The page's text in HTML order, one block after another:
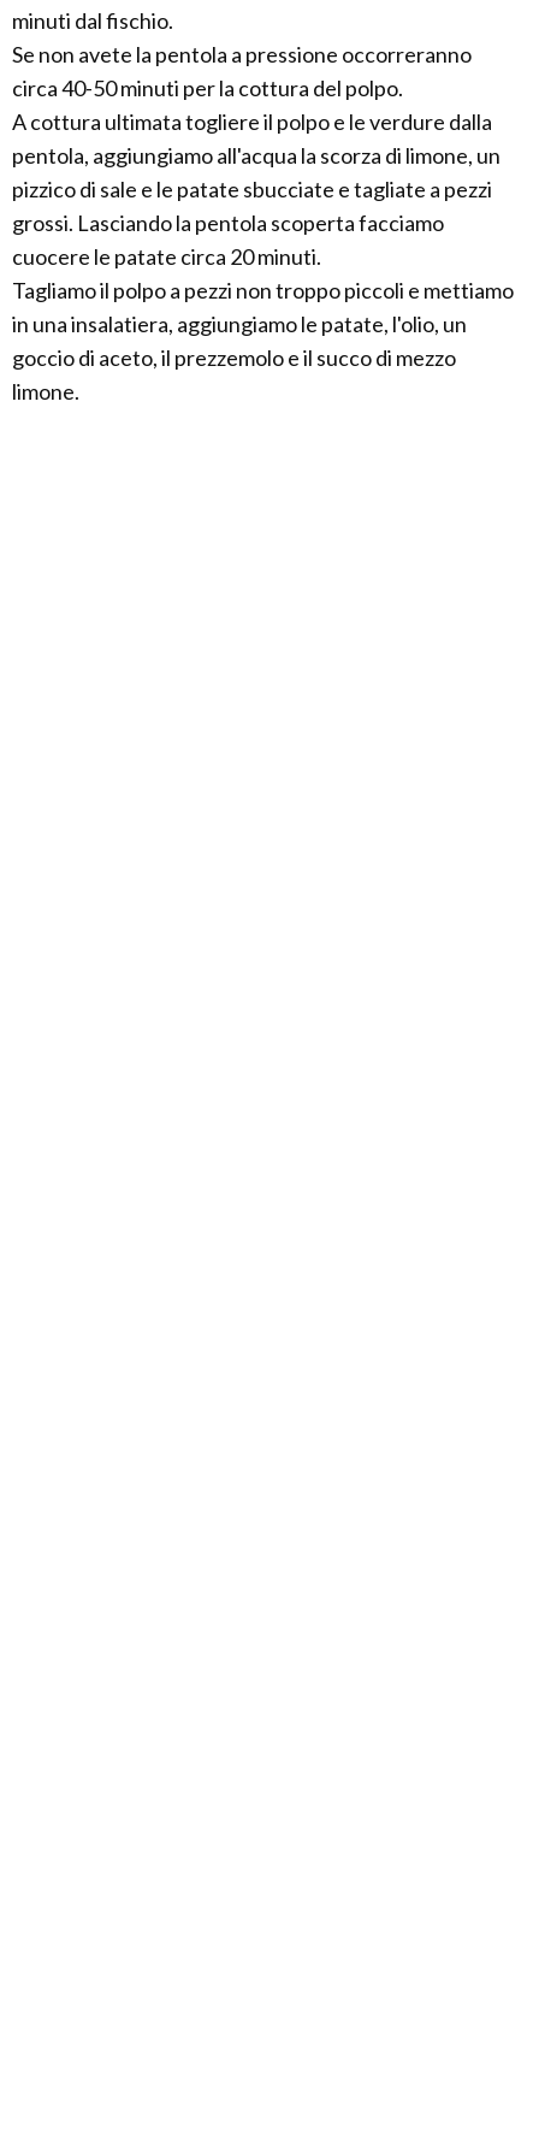
minuti dal fischio.
Se non avete la pentola a pressione occorreranno
circa 40-50 minuti per la cottura del polpo.
A cottura ultimata togliere il polpo e le verdure dalla
pentola, aggiungiamo all'acqua la scorza di limone, un
pizzico di sale e le patate sbucciate e tagliate a pezzi
grossi. Lasciando la pentola scoperta facciamo
cuocere le patate circa 20 minuti.
Tagliamo il polpo a pezzi non troppo piccoli e mettiamo
in una insalatiera, aggiungiamo le patate, l'olio, un
goccio di aceto, il prezzemolo e il succo di mezzo
limone.